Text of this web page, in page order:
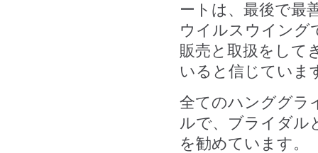
ートは、最後で最
ウイルスウイング
販売と取扱をして
いると信じていま
全てのハンググラ
ルで、ブライダル
を勧めています。